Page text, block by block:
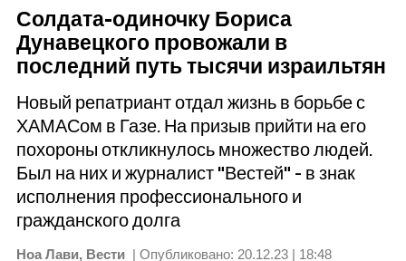
Солдата-одиночку Бориса
Дунавецкого провожали в
последний путь тысячи израильтян
Новый репатриант отдал жизнь в борьбе с
ХАМАСом в Газе. На призыв прийти на его
похороны откликнулось множество людей.
Был на них и журналист "Вестей" - в знак
исполнения профессионального и
гражданского долга
Ноа Лави, Вести | Опубликовано: 20.12.23 | 18:48